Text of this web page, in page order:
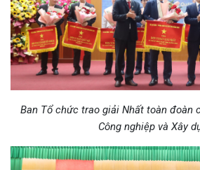
Ban Tổ chức trao giải Nhất toàn đoàn
Công nghiệp và Xây